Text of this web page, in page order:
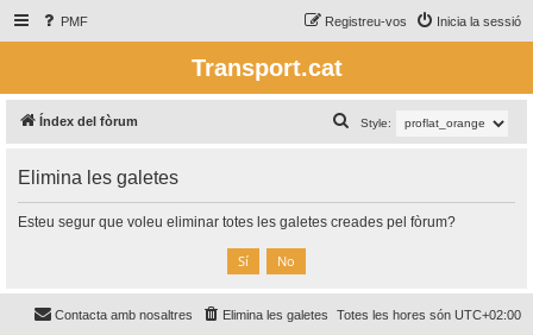
PMF Inicia la sessió
Registreu-vos
Transport.cat
Índex del fòrum Style:
e
c
Elimina les galetes
Esteu segur que voleu eliminar totes les galetes creades pel fòrum?
Totes les hores són UTC+02:00
Elimina les galetes
Contacta amb nosaltres